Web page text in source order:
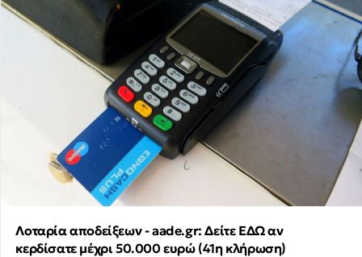
Λοταρία αποδείξεων - aade.gr: Δείτε ΕΔΩ αν
κερδίσατε μέχρι 50.000 ευρώ (41η κλήρωση)